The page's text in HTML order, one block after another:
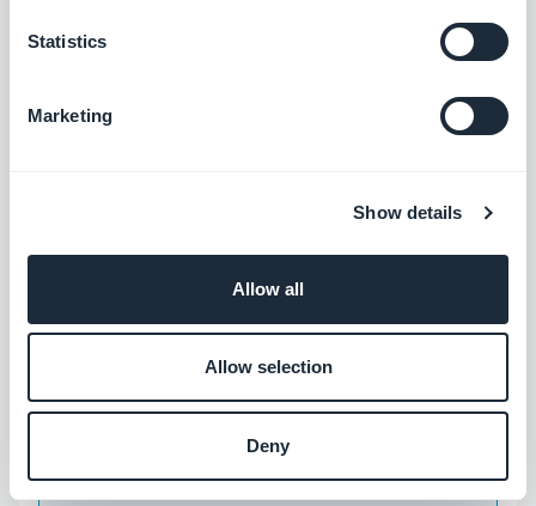
Statistics
Marketing
Show details
Allow all
Allow selection
Deny
Der Schlüssel zum Erfolg einer Shopping App ist
ein einfaches und angenehmes Einkaufserlebnis
Haben Sie das Wissen Ihrer Zielgruppe, halten Sie